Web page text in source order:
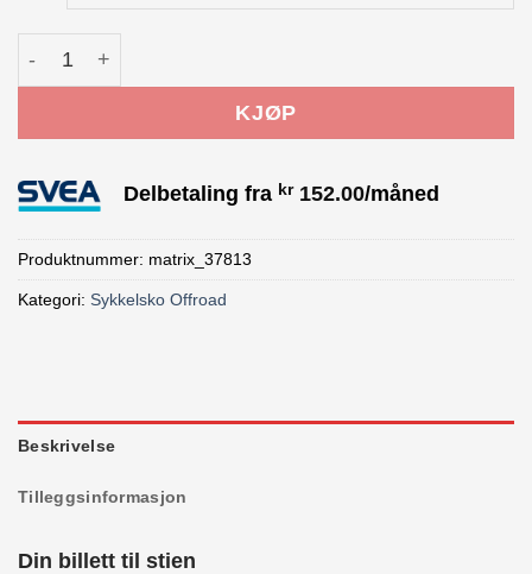
Bontrager Flatline sykkelsko svart antall
KJØP
Delbetaling fra kr152.00/måned
Produktnummer: matrix_37813
Kategori: Sykkelsko Offroad
Beskrivelse
Tilleggsinformasjon
Din billett til stien